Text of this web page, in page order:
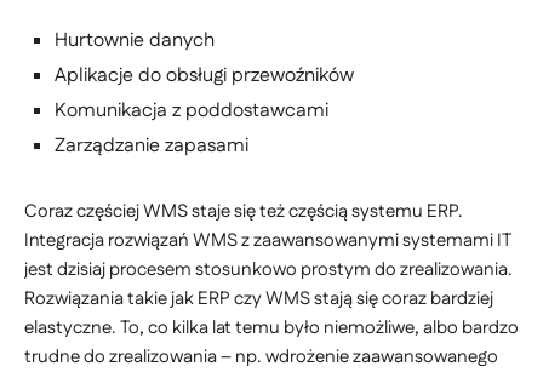
Hurtownie danych
Aplikacje do obsługi przewoźników
Komunikacja z poddostawcami
Zarządzanie zapasami
Coraz częściej WMS staje się też częścią systemu ERP.
Integracja rozwiązań WMS z zaawansowanymi systemami IT
jest dzisiaj procesem stosunkowo prostym do zrealizowania.
Rozwiązania takie jak ERP czy WMS stają się coraz bardziej
elastyczne. To, co kilka lat temu było niemożliwe, albo bardzo
trudne do zrealizowania – np. wdrożenie zaawansowanego